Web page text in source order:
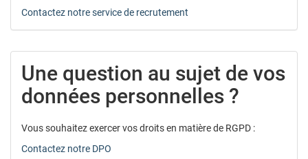
Contactez notre service de recrutement
Une question au sujet de vos
données personnelles ?
Vous souhaitez exercer vos droits en matière de RGPD :
Contactez notre DPO